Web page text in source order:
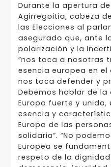
Durante la apertura
Agirregoitia, cabeza
las Elecciones al
asegurado que, ante
polarización y la
“nos toca a nosotras
esencia europea en
nos toca defender y
Debemos hablar de la
Europa fuerte y unida,
esencia y
Europa de las
solidaria”. “No
Europea se
respeto de la